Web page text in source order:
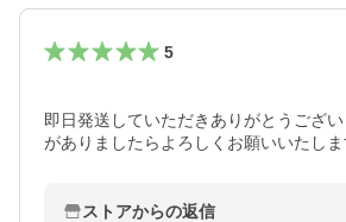
5
即日発送していただきありがとうござ
がありましたらよろしくお願いいたしま
ストアからの返信